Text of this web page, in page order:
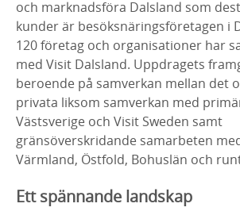
och marknadsföra Dalsland som
kunder är besöksnäringsföretagen i
120 företag och organisationer har
med Visit Dalsland. Uppdragets
beroende på samverkan mellan det
privata liksom samverkan med
Västsverige och Visit Sweden samt
gränsöverskridande samarbeten
Värmland, Östfold, Bohuslän och
Ett spännande landskap